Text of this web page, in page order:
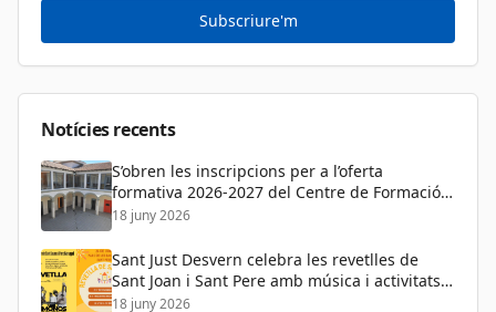
Diversitat Sexual i de Gènere
Dona
Subscriure'm
Notícies recents
S’obren les inscripcions per a l’oferta
formativa 2026-2027 del Centre de Formació
de Persones Adultes
18 juny 2026
Sant Just Desvern celebra les revetlles de
Sant Joan i Sant Pere amb música i activitats
per a tots els públics
18 juny 2026